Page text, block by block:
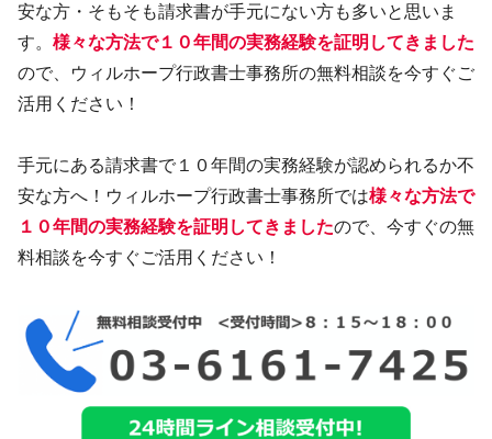
安な方・そもそも請求書が手元にない方も多いと思いま
す。 様々な方法で１０年間の実務経験を証明してきました
ので、ウィルホープ行政書士事務所の無料相談を今すぐご
活用ください！
手元にある請求書で１０年間の実務経験が認められるか不
安な方へ！ウィルホープ行政書士事務所では様々な方法で
１０年間の実務経験を証明してきましたので、今すぐの無
料相談を今すぐご活用ください！